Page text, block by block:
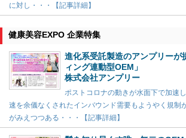
に対し・・・【記事詳細】
健康美容EXPO 企業特集
進化系受託製造のアンプリーが
ィング連動型OEM」
株式会社アンプリー
ポストコロナの動きが水面下で加速
速を余儀なくされたインバウンド需要もようやく規制
がみえつつある・・・【記事詳細】